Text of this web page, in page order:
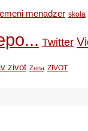
menadzer skola
Twitter
zivot Zena ZIVOT